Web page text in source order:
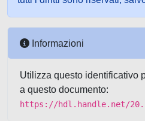
Informazioni
Utilizza questo identificativo
a questo documento:
https://hdl.handle.net/